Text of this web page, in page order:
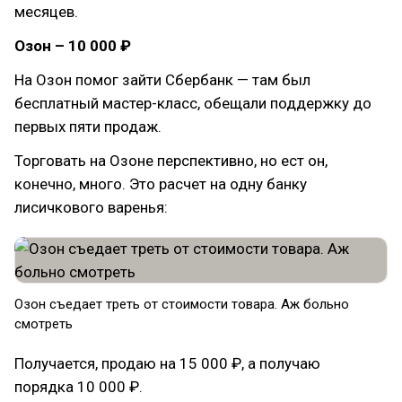
месяцев.
Озон – 10 000 ₽
На Озон помог зайти Сбербанк — там был
бесплатный мастер-класс, обещали поддержку до
первых пяти продаж.
Торговать на Озоне перспективно, но ест он,
конечно, много. Это расчет на одну банку
лисичкового варенья:
Озон съедает треть от стоимости товара. Аж больно
смотреть
Получается, продаю на 15 000 ₽, а получаю
порядка 10 000 ₽.